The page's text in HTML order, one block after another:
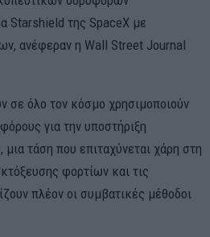
Starshield της SpaceX με
ανέφεραν η Wall Street Journal
σε όλο τον κόσμο χρησιμοποιούν
για την υποστήριξη
τάση που επιταχύνεται χάρη στη
φορτίων και τις
πλέον οι συμβατικές μέθοδοι